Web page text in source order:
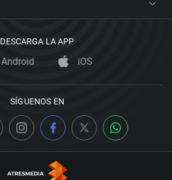
DESCARGA LA APP
Android iOS
SÍGUENOS EN